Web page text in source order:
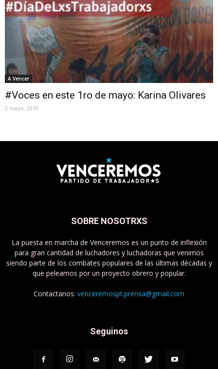
A Vencer
#Voces en este 1ro de mayo: Karina Olivares
2 mayo, 2019
SOBRE NOSOTRXS
La puesta en marcha de Venceremos es un punto de inflexión
para gran cantidad de luchadores y luchadoras que venimos
siendo parte de los combates populares de las últimas décadas y
que peleamos por un proyecto obrero y popular.
Contactanos: venceremospt.prensa@gmail.com
Seguinos